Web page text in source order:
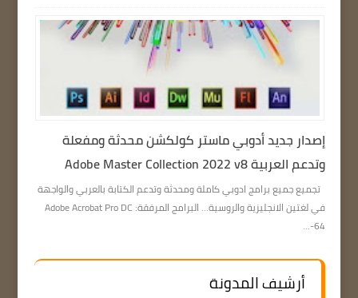
إصدار جديد أدوبي ماستر كولكشن محدثة ومفعلة
وتدعم العربية Adobe Master Collection 2022 v8
تجميع جميع برامج ادوبي كاملة ومحدثة وتدعم الكتابة بالعربي والواجهة
في لغتين الانجليزية والروسية… البرامج المرفقة: Adobe Acrobat Pro DC
64-...
أرشيف المدونة